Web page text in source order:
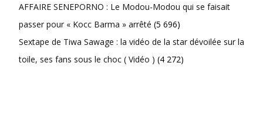
AFFAIRE SENEPORNO : Le Modou-Modou qui se faisait
passer pour « Kocc Barma » arrêté (5 696)
Sextape de Tiwa Sawage : la vidéo de la star dévoilée sur la
toile, ses fans sous le choc ( Vidéo ) (4 272)